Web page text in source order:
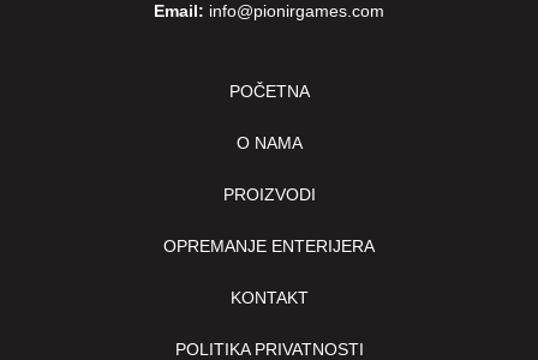
Email: info@pionirgames.com
POČETNA
O NAMA
PROIZVODI
OPREMANJE ENTERIJERA
KONTAKT
POLITIKA PRIVATNOSTI